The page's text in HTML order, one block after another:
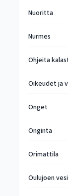
Nuoritta
Nurmes
Ohjeita
Oikeudet ja
Onget
Onginta
Orimattila
Oulujoen